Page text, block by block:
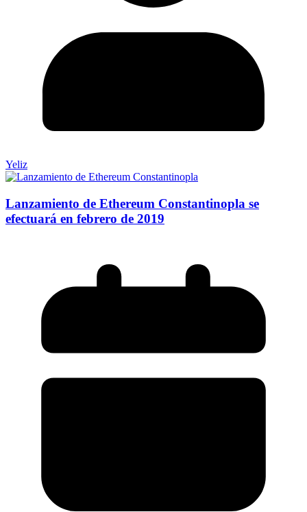
Yeliz
Lanzamiento de Ethereum Constantinopla se
efectuará en febrero de 2019